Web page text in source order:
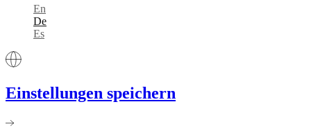
En
De
Es
Einstellungen speichern